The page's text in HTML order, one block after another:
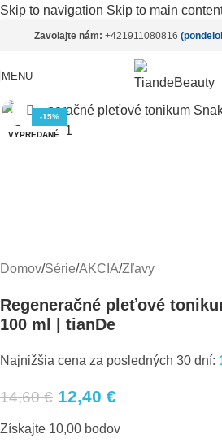
Skip to navigation Skip to main
Zavolajte nám: +421911080816
MENU
-15%
VYPREDANÉ
Pre zväčšenie kliknite
Domov/Série/AKCIA/Zľavy
Regeneračné pleťové
100 ml | tianDe
Najnižšia cena za posledných 30 dní:
14,60€ 12,40 €
Získajte 10,00 bodov